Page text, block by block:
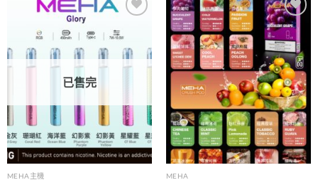
wishlist
已售完
MEHA主機
Add to
wishlist
MEHA